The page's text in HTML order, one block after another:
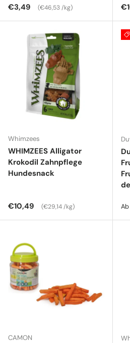
Normaler Preis
€3,49 Grundpreis
€46,53 /kg
Whimzees
WHIMZEES Alligator
Krokodil Zahnpflege
Hundesnack
Normaler Preis
€10,49 Grundpreis
€29,14 /kg Ab
CAMON